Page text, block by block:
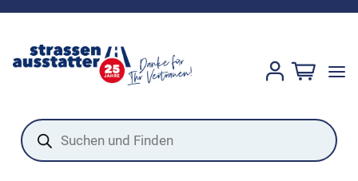
Products
search